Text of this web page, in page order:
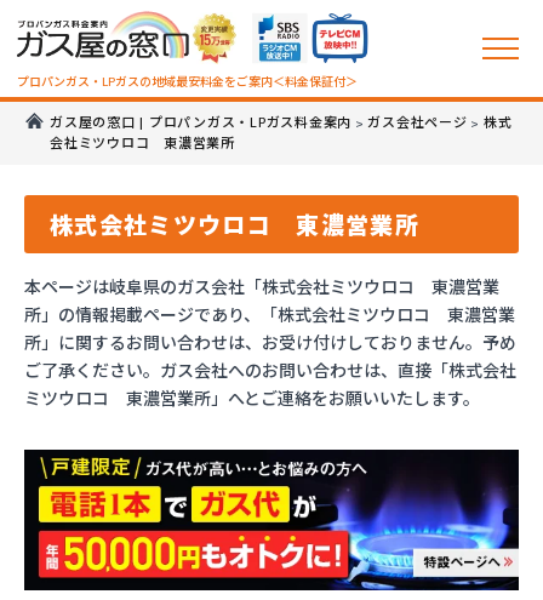
プロパンガス・LPガスの地域最安料金をご案内＜料金保証付＞
ガス屋の窓口 | プロパンガス・LPガス料金案内 >ガス会社ページ > 株式
会社ミツウロコ 東濃営業所
株式会社ミツウロコ 東濃営業所
本ページは岐阜県のガス会社「株式会社ミツウロコ 東濃営業
所」の情報掲載ページであり、「株式会社ミツウロコ 東濃営業
所」に関するお問い合わせは、お受け付けしておりません。予め
ご了承ください。ガス会社へのお問い合わせは、直接「株式会社
ミツウロコ 東濃営業所」へとご連絡をお願いいたします。